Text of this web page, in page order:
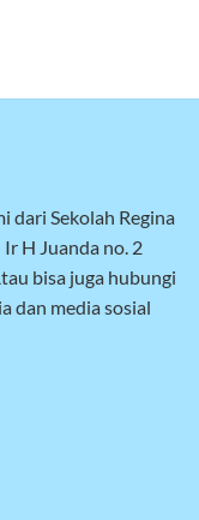
dari Sekolah Regina
H Juanda no. 2
bisa juga hubungi
dan media sosial